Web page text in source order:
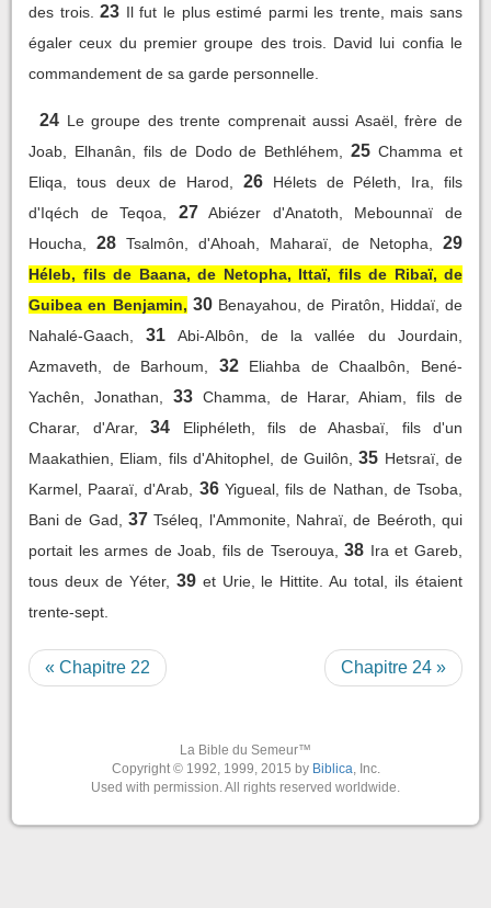
des trois. 23 Il fut le plus estimé parmi les trente, mais sans
égaler ceux du premier groupe des trois. David lui confia le
commandement de sa garde personnelle.
24 Le groupe des trente comprenait aussi Asaël, frère de
Joab, Elhanân, fils de Dodo de Bethléhem,
25 Chamma et
Eliqa, tous deux de Harod,
26
Hélets de Péleth, Ira, fils
d'Iqéch de Teqoa,
27 Abiézer d'Anatoth, Mebounnaï de
Houcha,
28 Tsalmôn, d'Ahoah, Maharaï, de Netopha, 29
Héleb, fils de Baana, de Netopha, Ittaï, fils de Ribaï, de
Guibea en Benjamin, 30 Benayahou, de Piratôn, Hiddaï, de
Nahalé-Gaach,
31
Abi-Albôn, de la vallée du Jourdain,
Azmaveth, de Barhoum,
32
Eliahba de Chaalbôn, Bené-
Yachên, Jonathan,
33 Chamma, de Harar, Ahiam, fils de
Charar, d'Arar,
34
Eliphéleth, fils de Ahasbaï, fils d'un
Maakathien, Eliam, fils d'Ahitophel, de Guilôn,
35 Hetsraï, de
Karmel, Paaraï, d'Arab,
36 Yigueal, fils de Nathan, de Tsoba,
Bani de Gad,
37 Tséleq, l'Ammonite, Nahraï, de Beéroth, qui
portait les armes de Joab, fils de Tserouya,
38 Ira et Gareb,
tous deux de Yéter, 39 et Urie, le Hittite. Au total, ils étaient
trente-sept.
« Chapitre 22 Chapitre 24 »
La Bible du Semeur™
Copyright © 1992, 1999, 2015 by Biblica, Inc.
Used with permission. All rights reserved worldwide.